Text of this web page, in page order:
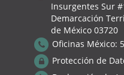
Insurgentes Sur
Demarcación
de México 03720
Oficinas México:
Protección de